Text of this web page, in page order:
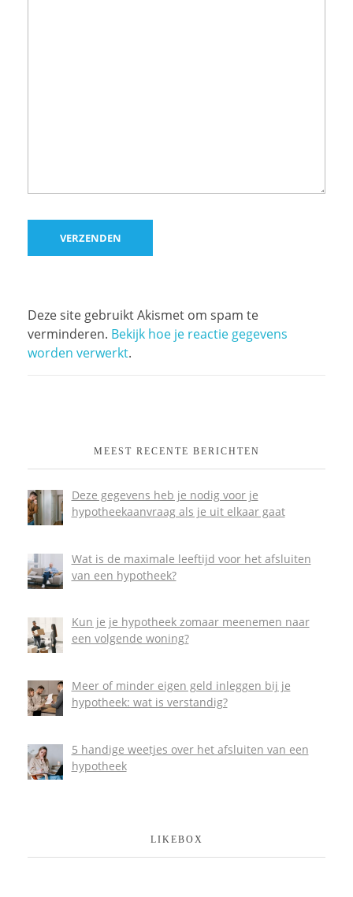
Deze site gebruikt Akismet om spam te
verminderen. Bekijk hoe je reactie gegevens
worden verwerkt.
MEEST RECENTE BERICHTEN
Deze gegevens heb je nodig voor je
hypotheekaanvraag als je uit elkaar gaat
Wat is de maximale leeftijd voor het afsluiten
van een hypotheek?
Kun je je hypotheek zomaar meenemen naar
een volgende woning?
Meer of minder eigen geld inleggen bij je
hypotheek: wat is verstandig?
5 handige weetjes over het afsluiten van een
hypotheek
LIKEBOX